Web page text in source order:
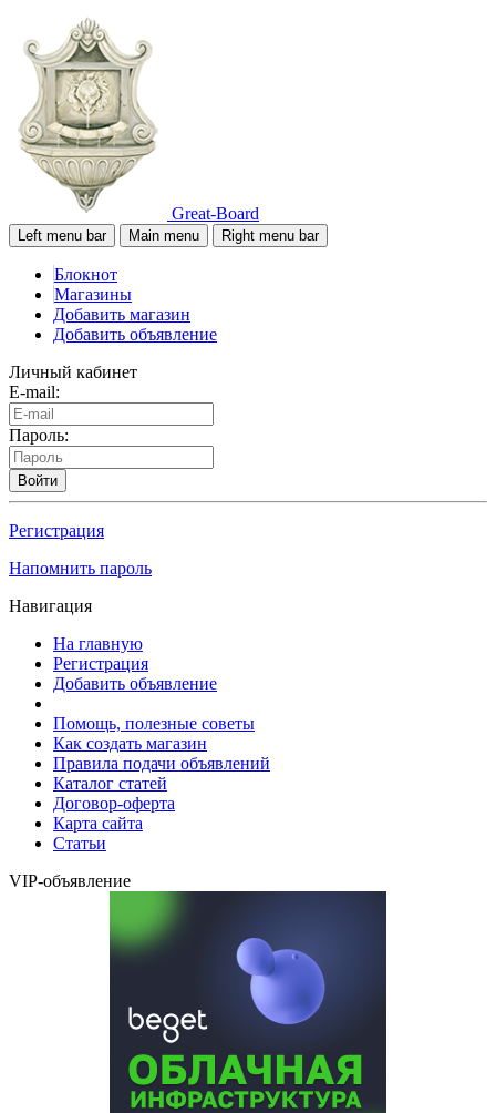
Great-Board
Left menu bar Main menu Right menu bar
Блокнот
Магазины
Добавить магазин
Добавить объявление
Личный кабинет
E-mail:
Пароль:
Войти
Регистрация
Напомнить пароль
Навигация
На главную
Регистрация
Добавить объявление
Помощь, полезные советы
Как создать магазин
Правила подачи объявлений
Каталог статей
Договор-оферта
Карта сайта
Статьи
VIP-объявление